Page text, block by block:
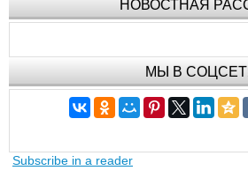
НОВОСТНАЯ
МЫ В
Subscribe in a reader